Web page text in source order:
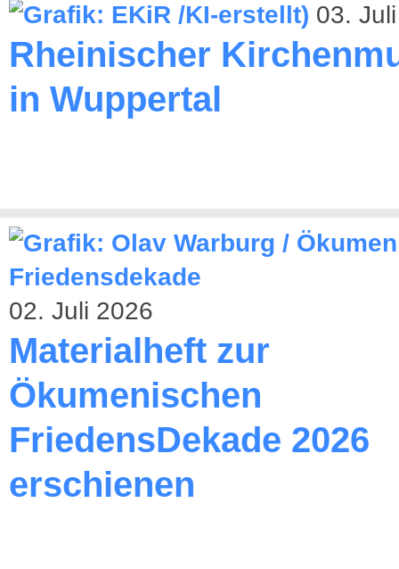
03.
Rheinischer
in Wuppertal
02. Juli 2026
Materialheft zur
Ökumenischen
FriedensDekade 2026
erschienen